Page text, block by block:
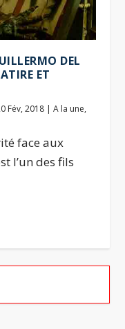
DEL
ET
Fév, 2018 |A la une,
face aux
l’un des fils